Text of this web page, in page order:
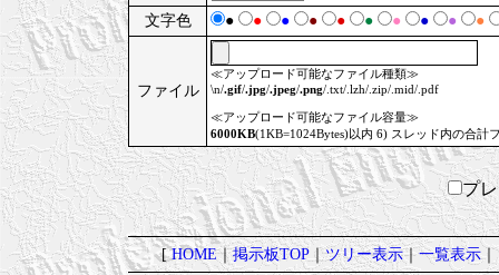
文字色 ● ● ● ● ● ● ● ● ● ●
ファイル
≪アップロード可能なファイル種類≫
\n/.gif/.jpg/.jpeg/.png/.txt/.lzh/.zip/.mid/.pdf
≪アップロード可能なファイル容量≫
6000KB(1KB=1024Bytes)以内 6) スレッド内の合計
プ
[HOME｜掲示板TOP｜ツリー表示｜一覧表示｜